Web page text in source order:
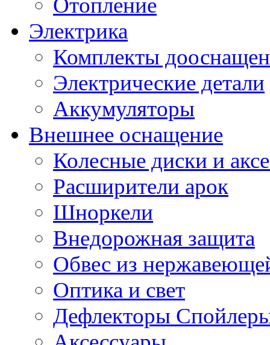
Отопление
Электрика
Комплекты
Электрические детали
Аккумуляторы
Внешнее оснащение
Колесные диски и
Расширители арок
Шноркели
Внедорожная защита
Обвес из
Оптика и свет
Дефлекторы